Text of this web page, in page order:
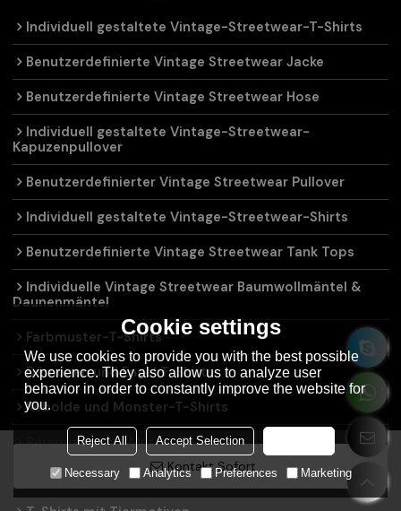
Kontakt Sofort
Individuell gestaltete Vintage-Streetwear-T-Shirts
Benutzerdefinierte Vintage Streetwear Jacke
Benutzerdefinierte Vintage Streetwear Hose
Individuell gestaltete Vintage-Streetwear-
Kapuzenpullover
Benutzerdefinierter Vintage Streetwear Pullover
Individuell gestaltete Vintage-Streetwear-Shirts
Benutzerdefinierte Vintage Streetwear Tank Tops
Individuelle Vintage Streetwear Baumwollmäntel &
Daunenmäntel
Farbmuster-T-Shirts
Dämonen und Engel T-Shirts
Kobolde und Monster-T-Shirts
Personalisierte Muster-T-Shirts
T-Shirts mit Schwertmuster
Cookie settings
We use cookies to provide you with the best possible
experience. They also allow us to analyze user
behavior in order to constantly improve the website for
you.
Reject All Accept Selection
Necessary Analytics Preferences Marketing